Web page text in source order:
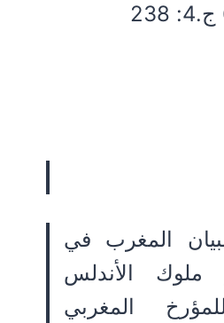
المغرب في
ملوك الأندلس
المغربي